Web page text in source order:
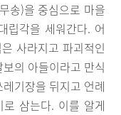
송)을 중심으로 마을
립각을 세워간다. 어
사라지고 파괴적인
의 아들이라고 만식
기장을 뒤지고 언례
삼는다. 이를 알게